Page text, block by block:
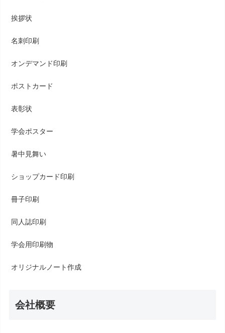
挨拶状
名刺印刷
オンデマンド印刷
ポストカード
表彰状
学会ポスター
暑中見舞い
ショップカード印刷
冊子印刷
同人誌印刷
学会用印刷物
オリジナルノート作成
会社概要